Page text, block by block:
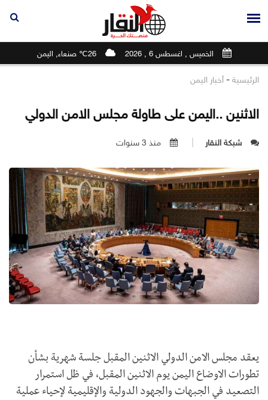
الخميس , اغسطس 6 , 2026 26℃ صنعاء, اليمن
الرئيسية - أخبار اليمن
الاثنين ..اليمن على طاولة مجلس الامن الدولي
شبكة النقار منذ 3 سنوات
يعقد مجلس الامن الدولي الاثنين المقبل جلسة شهرية بشأن
تطورات الاوضاع اليمن يوم الاثنين المقبل، في ظل استمرار
التصعيد في الجبهات والجهود الدولية والإقليمية لإحياء عملية